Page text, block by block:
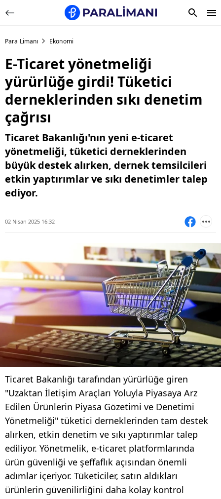
Para Limanı Ekonomi
E-Ticaret yönetmeliği
yürürlüğe girdi! Tüketici
derneklerinden sıkı denetim
çağrısı
Ticaret Bakanlığı'nın yeni e-ticaret
yönetmeliği, tüketici derneklerinden
büyük destek alırken, dernek temsilcileri
etkin yaptırımlar ve sıkı denetimler talep
ediyor.
02 Nisan 2025 16:32
Ticaret Bakanlığı tarafından yürürlüğe giren
"Uzaktan İletişim Araçları Yoluyla Piyasaya Arz
Edilen Ürünlerin Piyasa Gözetimi ve Denetimi
Yönetmeliği" tüketici derneklerinden tam destek
alırken, etkin denetim ve sıkı yaptırımlar talep
ediliyor. Yönetmelik, e-ticaret platformlarında
ürün güvenliği ve şeffaflık açısından önemli
adımlar içeriyor. Tüketiciler, satın aldıkları
ürünlerin güvenilirliğini daha kolay kontrol